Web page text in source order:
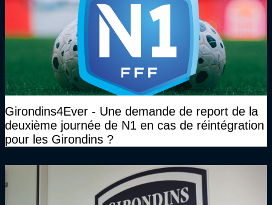
Girondins4Ever - Une demande de report de la
deuxième journée de N1 en cas de réintégration
pour les Girondins ?